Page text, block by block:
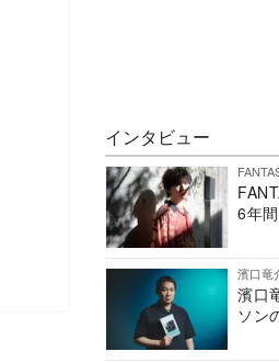
インタビュー
6年
濱口竜
濱口
ソン